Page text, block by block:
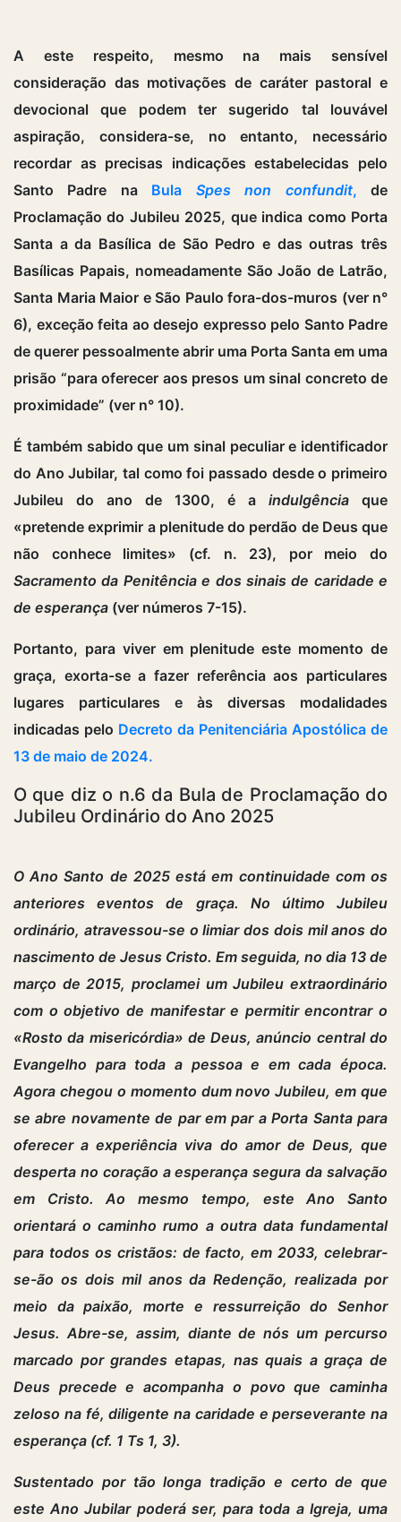
A este respeito, mesmo na mais sensível
consideração das motivações de caráter pastoral e
devocional que podem ter sugerido tal louvável
aspiração, considera-se, no entanto, necessário
recordar as precisas indicações estabelecidas pelo
Santo Padre na Bula Spes non confundit, de
Proclamação do Jubileu 2025, que indica como Porta
Santa a da Basílica de São Pedro e das outras três
Basílicas Papais, nomeadamente São João de Latrão,
Santa Maria Maior e São Paulo fora-dos-muros (ver n°
6), exceção feita ao desejo expresso pelo Santo Padre
de querer pessoalmente abrir uma Porta Santa em uma
prisão “para oferecer aos presos um sinal concreto de
proximidade” (ver n° 10).
É também sabido que um sinal peculiar e identificador
do Ano Jubilar, tal como foi passado desde o primeiro
Jubileu do ano de 1300, é a indulgência que
«pretende exprimir a plenitude do perdão de Deus que
não conhece limites» (cf. n. 23), por meio do
Sacramento da Penitência e dos sinais de caridade e
de esperança (ver números 7-15).
Portanto, para viver em plenitude este momento de
graça, exorta-se a fazer referência aos particulares
lugares particulares e às diversas modalidades
indicadas pelo Decreto da Penitenciária Apostólica de
13 de maio de 2024.
O que diz o n.6 da Bula de Proclamação do
Jubileu Ordinário do Ano 2025
O Ano Santo de 2025 está em continuidade com os
anteriores eventos de graça. No último Jubileu
ordinário, atravessou-se o limiar dos dois mil anos do
nascimento de Jesus Cristo. Em seguida, no dia 13 de
março de 2015, proclamei um Jubileu extraordinário
com o objetivo de manifestar e permitir encontrar o
«Rosto da misericórdia» de Deus, anúncio central do
Evangelho para toda a pessoa e em cada época.
Agora chegou o momento dum novo Jubileu, em que
se abre novamente de par em par a Porta Santa para
oferecer a experiência viva do amor de Deus, que
desperta no coração a esperança segura da salvação
em Cristo. Ao mesmo tempo, este Ano Santo
orientará o caminho rumo a outra data fundamental
para todos os cristãos: de facto, em 2033, celebrar-
se-ão os dois mil anos da Redenção, realizada por
meio da paixão, morte e ressurreição do Senhor
Jesus. Abre-se, assim, diante de nós um percurso
marcado por grandes etapas, nas quais a graça de
Deus precede e acompanha o povo que caminha
zeloso na fé, diligente na caridade e perseverante na
esperança (cf. 1 Ts 1, 3).
Sustentado por tão longa tradição e certo de que
este Ano Jubilar poderá ser, para toda a Igreja, uma